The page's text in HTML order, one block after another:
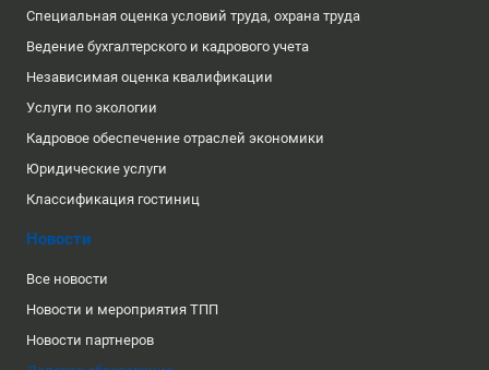
Специальная оценка условий труда, охрана труда
Ведение бухгалтерского и кадрового учета
Независимая оценка квалификации
Услуги по экологии
Кадровое обеспечение отраслей экономики
Юридические услуги
Классификация гостиниц
Новости
Все новости
Новости и мероприятия ТПП
Новости партнеров